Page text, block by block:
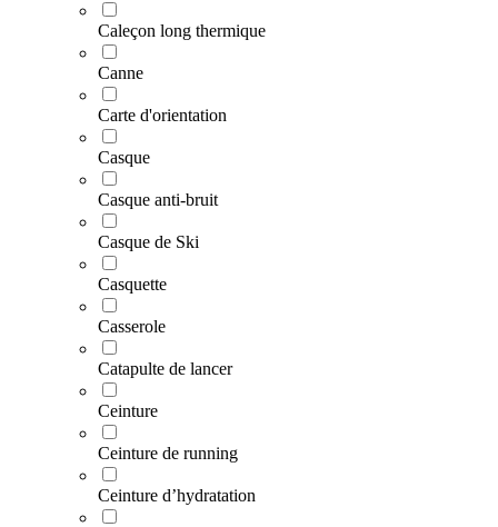
Caleçon long thermique
Canne
Carte d'orientation
Casque
Casque anti-bruit
Casque de Ski
Casquette
Casserole
Catapulte de lancer
Ceinture
Ceinture de running
Ceinture d’hydratation